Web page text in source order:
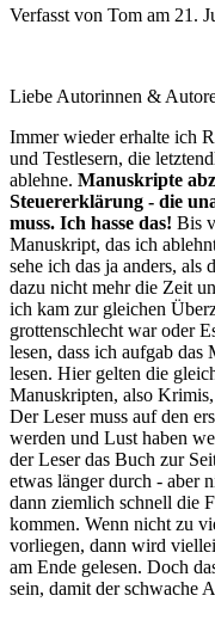
Verfasst von Tom am 21.
Liebe Autorinnen &
Immer wieder erhalte ich
und Testlesern, die
ablehne. Manuskripte
Steuererklärung - die
muss. Ich hasse das! Bis
Manuskript, das ich
sehe ich das ja anders,
dazu nicht mehr die Zeit
ich kam zur gleichen
grottenschlecht war oder
lesen, dass ich aufgab
lesen. Hier gelten die
Manuskripten, also
Der Leser muss auf den
werden und Lust haben
der Leser das Buch zur
etwas länger durch - aber
dann ziemlich schnell die
kommen. Wenn nicht zu
vorliegen, dann wird
am Ende gelesen. Doch
sein, damit der schwache